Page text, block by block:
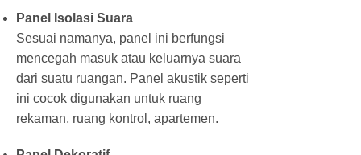
Panel Isolasi Suara
Sesuai namanya, panel ini berfungsi
mencegah masuk atau keluarnya suara
dari suatu ruangan. Panel akustik seperti
ini cocok digunakan untuk ruang
rekaman, ruang kontrol, apartemen.